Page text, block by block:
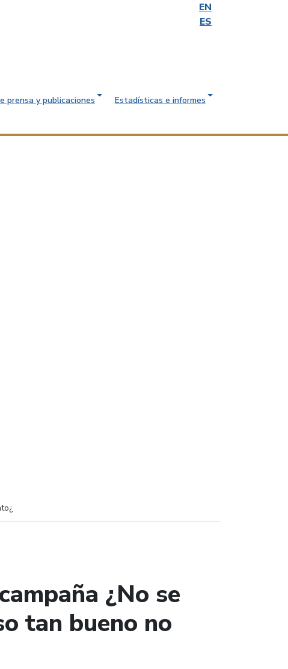
EN
ES
prensa y publicaciones
Estadísticas e informes
¿No se
tan bueno no